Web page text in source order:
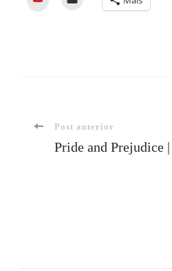
Navegação
Post anterior
Pride and Prejudice